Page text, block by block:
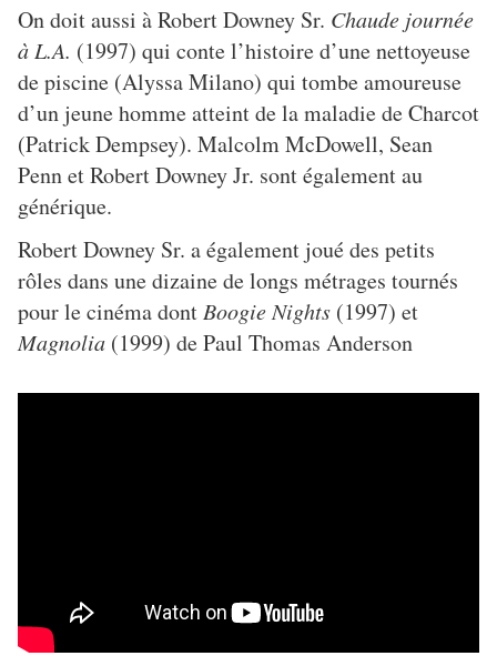
On doit aussi à Robert Downey Sr. Chaude journée
à L.A. (1997) qui conte l’histoire d’une nettoyeuse
de piscine (Alyssa Milano) qui tombe amoureuse
d’un jeune homme atteint de la maladie de Charcot
(Patrick Dempsey). Malcolm McDowell, Sean
Penn et Robert Downey Jr. sont également au
générique.
Robert Downey Sr. a également joué des petits
rôles dans une dizaine de longs métrages tournés
pour le cinéma dont Boogie Nights (1997) et
Magnolia (1999) de Paul Thomas Anderson